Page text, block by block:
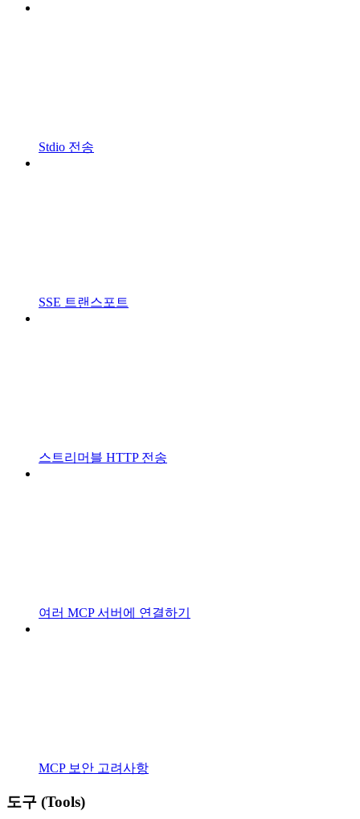
Stdio 전송
SSE 트랜스포트
스트리머블 HTTP 전송
여러 MCP 서버에 연결하기
MCP 보안 고려사항
도구 (Tools)